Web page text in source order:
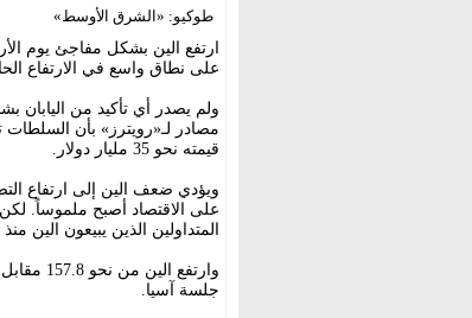
طوكيو: «الشرق الأوسط»
ارتفع الين بشكل مفاجئ يوم
على نطاق واسع في الارتفاع
ولم يصدر أي تأكيد من اليابان
مصادر لـ«رويترز» بأن
قيمته نحو 35 مليار دولار.
ويؤدي ضعف الين إلى ارتفاع
على الاقتصاد أصبح ملموساً.
المتداولين الذين يبيعون الين
جلسة آسيا.